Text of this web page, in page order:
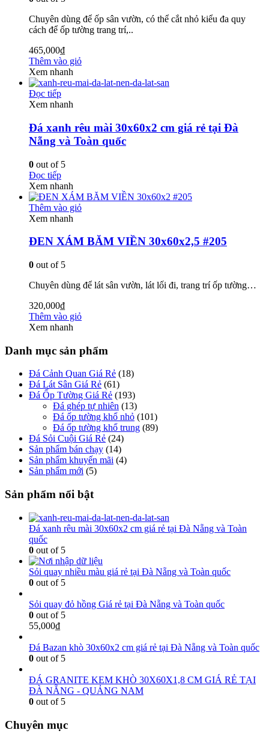
Chuyên dùng để ốp sân vườn, có thể cắt nhỏ kiểu đa quy
cách để ốp tường trang trí,..
465,000₫
Thêm vào giỏ
Xem nhanh
Đọc tiếp
Xem nhanh
Đá xanh rêu mài 30x60x2 cm giá rẻ tại Đà
Nẵng và Toàn quốc
0 out of 5
Đọc tiếp
Xem nhanh
Thêm vào giỏ
Xem nhanh
ĐEN XÁM BĂM VIỀN 30x60x2,5 #205
0 out of 5
Chuyên dùng để lát sân vườn, lát lối đi, trang trí ốp tường…
320,000₫
Thêm vào giỏ
Xem nhanh
Danh mục sản phẩm
Đá Cảnh Quan Giá Rẻ (18)
Đá Lát Sân Giá Rẻ (61)
Đá Ốp Tường Giá Rẻ (193)
Đá ghép tự nhiên (13)
Đá ốp tường khổ nhỏ (101)
Đá ốp tường khổ trung (89)
Đá Sỏi Cuội Giá Rẻ (24)
Sản phẩm bán chạy (14)
Sản phẩm khuyến mãi (4)
Sản phẩm mới (5)
Sản phẩm nổi bật
Đá xanh rêu mài 30x60x2 cm giá rẻ tại Đà Nẵng và Toàn
quốc
0 out of 5
Sỏi quay nhiều màu giá rẻ tại Đà Nẵng và Toàn quốc
0 out of 5
Sỏi quay đỏ hồng Giá rẻ tại Đà Nẵng và Toàn quốc
0 out of 5
55,000₫
Đá Bazan khò 30x60x2 cm giá rẻ tại Đà Nẵng và Toàn quốc
0 out of 5
ĐÁ GRANITE KEM KHÒ 30X60X1,8 CM GIÁ RẺ TẠI
ĐÀ NẴNG - QUẢNG NAM
0 out of 5
Chuyên mục